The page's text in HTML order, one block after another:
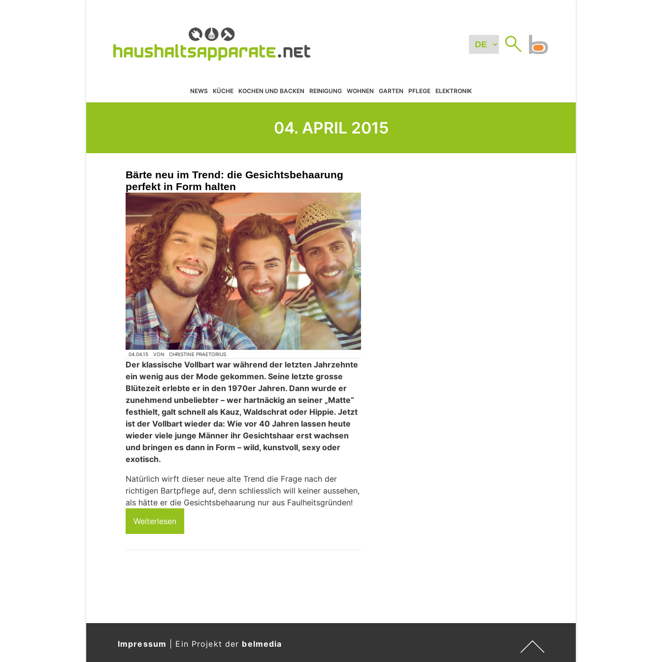
NEWS KÜCHE KOCHEN UND BACKEN REINIGUNG WOHNEN GARTEN PFLEGE ELEKTRONIK
04. APRIL 2015
Bärte neu im Trend: die Gesichtsbehaarung
perfekt in Form halten
04.04.15 VON CHRISTINE PRAETORIUS
Der klassische Vollbart war während der letzten Jahrzehnte
ein wenig aus der Mode gekommen. Seine letzte grosse
Blütezeit erlebte er in den 1970er Jahren. Dann wurde er
zunehmend unbeliebter – wer hartnäckig an seiner „Matte“
festhielt, galt schnell als Kauz, Waldschrat oder Hippie. Jetzt
ist der Vollbart wieder da: Wie vor 40 Jahren lassen heute
wieder viele junge Männer ihr Gesichtshaar erst wachsen
und bringen es dann in Form – wild, kunstvoll, sexy oder
exotisch.
Natürlich wirft dieser neue alte Trend die Frage nach der
richtigen Bartpflege auf, denn schliesslich will keiner aussehen,
als hätte er die Gesichtsbehaarung nur aus Faulheitsgründen!
Weiterlesen
Impressum Ein Projekt der belmedia